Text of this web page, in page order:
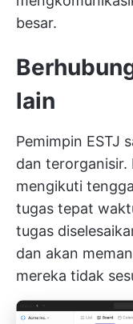
besar.
lain
Pemimpin ESTJ
dan terorganisir.
mengikuti
tugas tepat
tugas
dan akan
mereka tidak